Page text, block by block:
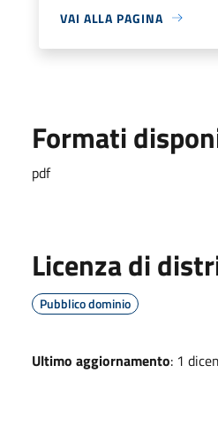
VAI ALLA PAGINA
Formati
pdf
Licenza di
Pubblico dominio
Ultimo aggiornamento: 1